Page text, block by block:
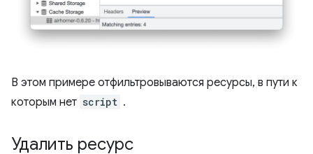
В этом примере отфильтровываются ресурсы, в пути к
которым нет script .
Удалить ресурс